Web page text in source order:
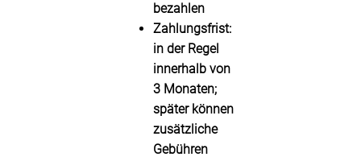
bezahlen
Zahlungsfrist:
in der Regel
innerhalb von
3 Monaten;
später können
zusätzliche
Gebühren